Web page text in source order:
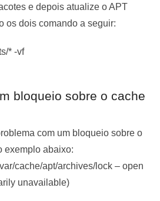
e depois atualize o APT
os dois comando a seguir:
* -vf
bloqueio sobre o cache
com um bloqueio sobre o
exemplo abaixo:
cache/apt/archives/lock – open
unavailable)